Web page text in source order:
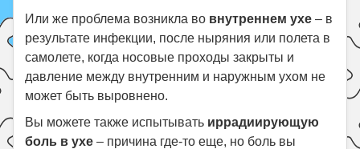
Или же проблема возникла во внутреннем ухе – в
результате инфекции, после ныряния или полета в
самолете, когда носовые проходы закрыты и
давление между внутренним и наружным ухом не
может быть выровнено.
Вы можете также испытывать иррадиирующую
боль в ухе – причина где-то еще, но боль вы